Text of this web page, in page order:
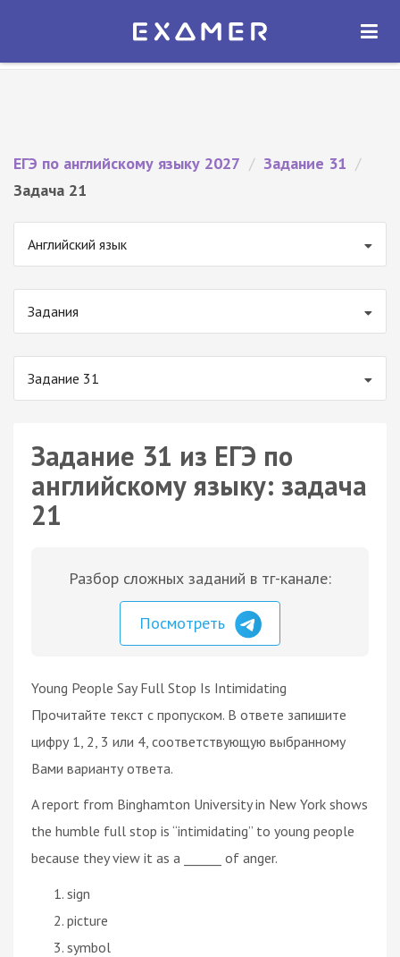
Экзамер — ЕГЭ 2027
ОТКРЫТЬ
ЕГЭ по английскому языку 2027 / Задание 31 /
Задача 21
Английский язык
Задания
Задание 31
Задание 31 из ЕГЭ по
английскому языку: задача
21
Разбор сложных заданий в тг-канале:
Посмотреть
Young People Say Full Stop Is Intimidating
Прочитайте текст с пропуском. В ответе запишите
цифру 1, 2, 3 или 4, соответствующую выбранному
Вами варианту ответа.
A report from Binghamton University in New York shows
the humble full stop is “intimidating” to young people
because they view it as a ______ of anger.
sign
picture
symbol